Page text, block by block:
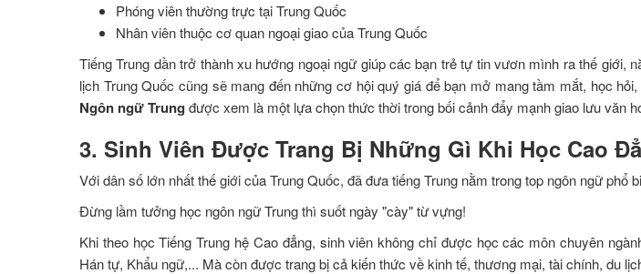
Phóng viên thường trực tại Trung Quốc
Nhân viên thuộc cơ quan ngoại giao của Trung Quốc
Tiếng Trung dần trở thành xu hướng ngoại ngữ giúp các bạn trẻ tự tin vươn mình ra thế
lịch Trung Quốc cũng sẽ mang đến những cơ hội quý giá để bạn mở mang tầm mắt, học
Ngôn ngữ Trung được xem là một lựa chọn thức thời trong bối cảnh đẩy mạnh giao lưu văn
3. Sinh Viên Được Trang Bị Những Gì Khi Học Cao
Với dân số lớn nhất thế giới của Trung Quốc, đã đưa tiếng Trung nằm trong top ngôn ngữ phổ
Đừng lầm tưởng học ngôn ngữ Trung thì suốt ngày "cày" từ vựng!
Khi theo học Tiếng Trung hệ Cao đẳng, sinh viên không chỉ được học các môn chuyên
Hán tự, Khẩu ngữ,... Mà còn được trang bị cả kiến thức về kinh tế, thương mại, tài chính, du